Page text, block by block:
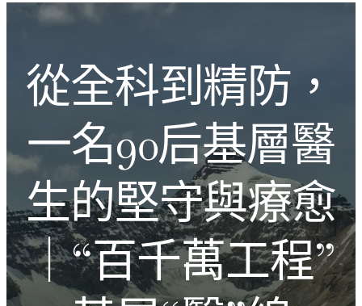
Introducing the Savara collection of luxury resorts
文化的激盪
從全科到精防，
一名90后基層醫
生的堅守與療愈
｜“百千萬工程”